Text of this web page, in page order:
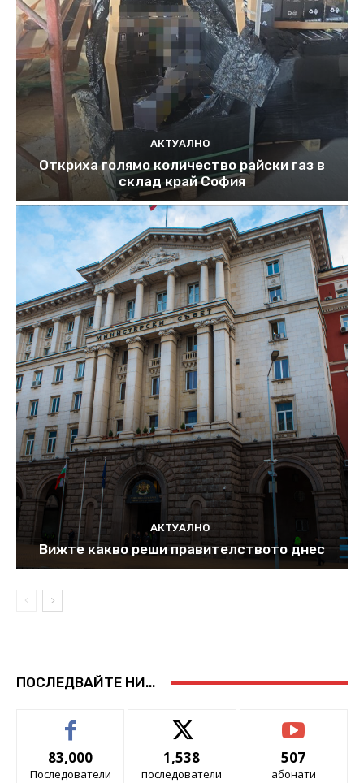
АКТУАЛНО
Откриха голямо количество райски газ в
склад край София
АКТУАЛНО
Вижте какво реши правителството днес
ПОСЛЕДВАЙТЕ НИ...
83,000
Последователи
1,538
последователи
507
абонати